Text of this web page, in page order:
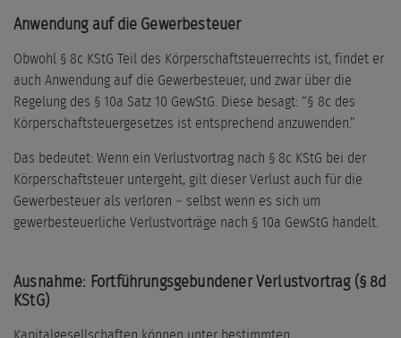
Anwendung auf die Gewerbesteuer
Obwohl § 8c KStG Teil des Körperschaftsteuerrechts ist, findet er
auch Anwendung auf die Gewerbesteuer, und zwar über die
Regelung des § 10a Satz 10 GewStG. Diese besagt: “§ 8c des
Körperschaftsteuergesetzes ist entsprechend anzuwenden.”
Das bedeutet: Wenn ein Verlustvortrag nach § 8c KStG bei der
Körperschaftsteuer untergeht, gilt dieser Verlust auch für die
Gewerbesteuer als verloren – selbst wenn es sich um
gewerbesteuerliche Verlustvorträge nach § 10a GewStG handelt.
Ausnahme: Fortführungsgebundener Verlustvortrag (§ 8d
KStG)